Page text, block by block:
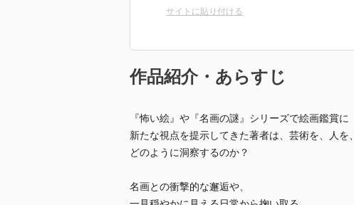
サイトに貼り付ける
作品紹介・あらすじ
『怖い絵』や『名画の謎』シリーズで絵画鑑賞に
新たな視点を提示してきた著者は、芸術を、人を、
どのように洞察するのか？
名画との衝撃的な邂逅や、